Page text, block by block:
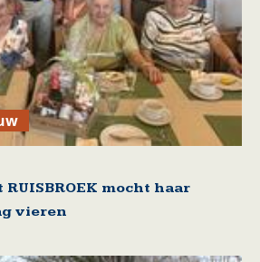
mocht haar
vieren